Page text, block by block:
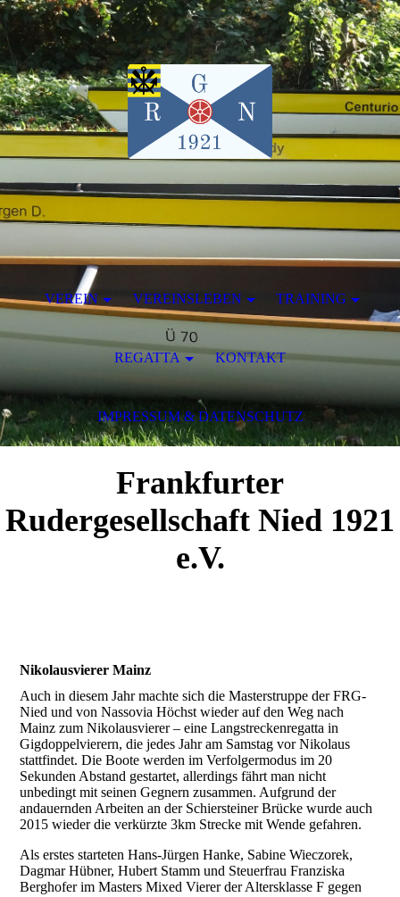
Frankfurter
Rudergesellschaft Nied 1921
e.V.
Nikolausvierer Mainz
Auch in diesem Jahr machte sich die Masterstruppe der FRG-
Nied und von Nassovia Höchst wieder auf den Weg nach
Mainz zum Nikolausvierer – eine Langstreckenregatta in
Gigdoppelvierern, die jedes Jahr am Samstag vor Nikolaus
stattfindet. Die Boote werden im Verfolgermodus im 20
Sekunden Abstand gestartet, allerdings fährt man nicht
unbedingt mit seinen Gegnern zusammen. Aufgrund der
andauernden Arbeiten an der Schiersteiner Brücke wurde auch
2015 wieder die verkürzte 3km Strecke mit Wende gefahren.
Als erstes starteten Hans-Jürgen Hanke, Sabine Wieczorek,
Dagmar Hübner, Hubert Stamm und Steuerfrau Franziska
Berghofer im Masters Mixed Vierer der Altersklasse F gegen
VEREIN VEREINSLEBEN TRAINING
REGATTA KONTAKT
IMPRESSUM & DATENSCHUTZ